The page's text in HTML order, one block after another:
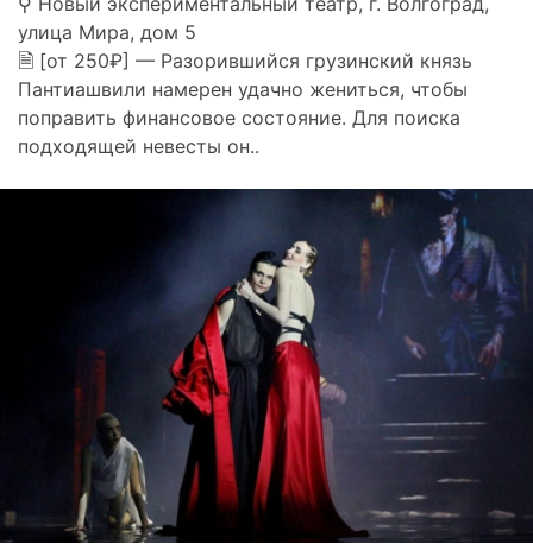
улица Мира, дом 5
🗎 [от 250₽] — Разорившийся грузинский князь
Пантиашвили намерен удачно жениться, чтобы
поправить финансовое состояние. Для поиска
подходящей невесты он..